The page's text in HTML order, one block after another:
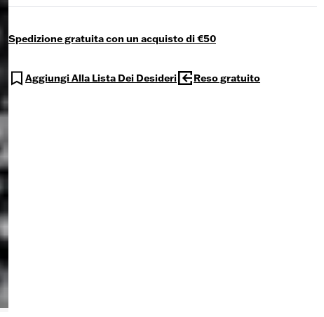
Spedizione gratuita con un acquisto di €50
Aggiungi Alla Lista Dei Desideri Reso gratuito